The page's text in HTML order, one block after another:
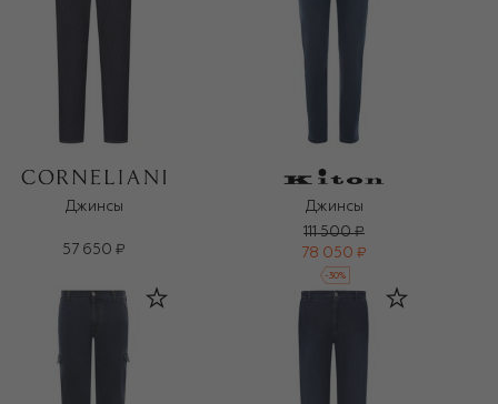
Джинсы
57 650 ₽
Джинсы
111 500 ₽
78 050 ₽
-30%